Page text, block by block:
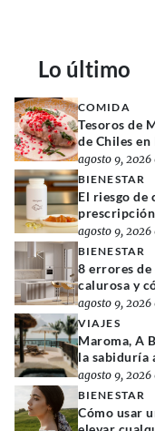
Lo último
COMIDA
Tesoros de
de Chiles en
agosto 9, 2026
BIENESTAR
El riesgo de
agosto 9, 2026
BIENESTAR
8 errores de
calurosa y
agosto 9, 2026
VIAJES
Maroma, A
la sabiduría
agosto 9, 2026
BIENESTAR
Cómo usar